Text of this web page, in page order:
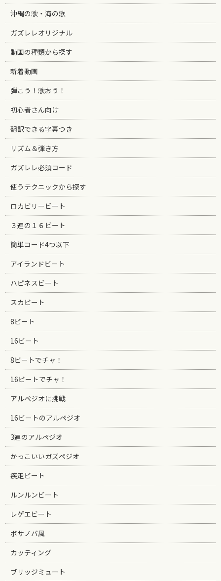
沖縄の歌・海の歌
ガズレレオリジナル
動画の種類から探す
新着動画
弾こう！歌おう！
初心者さん向け
翻訳できる字幕つき
リズム＆弾き方
ガズレレ必須コード
使うテクニックから探す
ロカビリービート
３連の１６ビート
簡単コード4つ以下
アイランドビート
ハピネスビート
スカビート
8ビート
16ビート
8ビートでチャ！
16ビートでチャ！
アルペジオに挑戦
16ビートのアルペジオ
3連のアルペジオ
かっこいいガズペジオ
疾走ビート
ルンルンビート
レゲエビート
ボサノバ風
カッティング
ブリッジミュート